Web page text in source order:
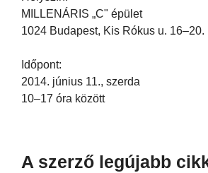
MILLENÁRIS „C" épület
1024 Budapest, Kis Rókus u. 16–20.
Időpont:
2014. június 11., szerda
10–17 óra között
A szerző legújabb